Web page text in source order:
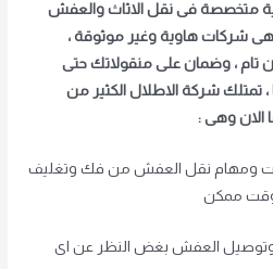
متخصصة فى نقل الاثاث والعفش
شركات هاوية وغير موثوقة ،
تام ، وضمان على منقولاتك حتى
، تمتلك شركة الاطلال الكثير من
الان وهى :
ومهام نقل العفش من فك وتغليف
وقت ممكن
وتوصيل العفش بغض النظر عن اى